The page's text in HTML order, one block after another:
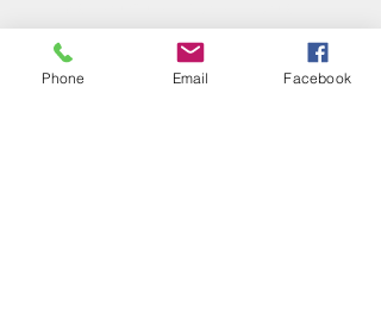
¿Necesitas equipar tu
ferretería?
Phone Email Facebook